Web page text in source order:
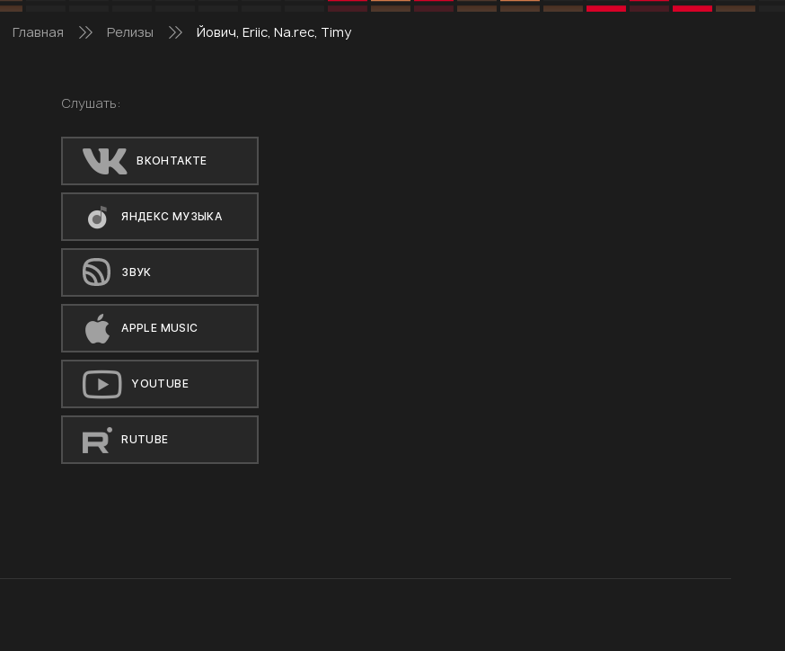
Главная Релизы Йович, Eriic, Na.rec, Timy
Слушать:
ВКОНТАКТЕ
ЯНДЕКС МУЗЫКА
ЗВУК
APPLE MUSIC
YOUTUBE
RUTUBE